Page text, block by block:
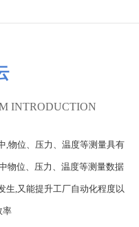
INTRODUCTION
,物位、压力、温度等测量具有
物位、压力、温度等测量数据
生,又能提升工厂自动化程度以
率